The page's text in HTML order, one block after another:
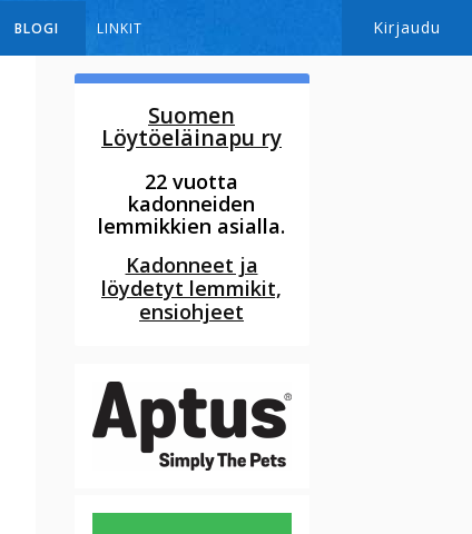
BLOGI LINKIT Kirjaudu
Suomen
Löytöeläinapu ry
22 vuotta
kadonneiden
lemmikkien asialla.
Kadonneet ja
löydetyt lemmikit,
ensiohjeet